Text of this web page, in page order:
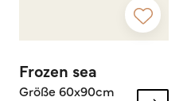
Frozen sea
Größe 60x90cm